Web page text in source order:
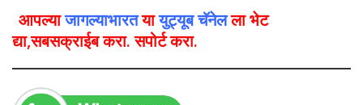
आपल्याजागल्याभारतयायुट्यूब चॅनेलला भेट
द्या,सबसक्राईब करा. सपोर्ट करा.